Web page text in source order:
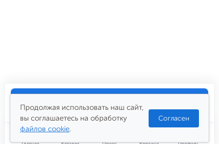
6 853₽
Продолжая использовать наш сайт,
вы соглашаетесь на обработку
файлов cookie.
Согласен